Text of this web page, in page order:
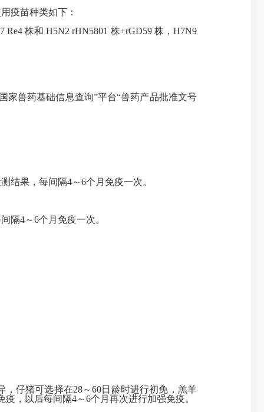
疫苗种类如下：
株和 H5N2 rHN5801 株+rGD59 株，H7N9
兽药基础信息查询”平台“兽药产品批准文号
果，每间隔4～6个月免疫一次。
4～6个月免疫一次。
仔猪可选择在28～60日龄时进行初免，羔羊
，以后每间隔4～6个月再次进行加强免疫。